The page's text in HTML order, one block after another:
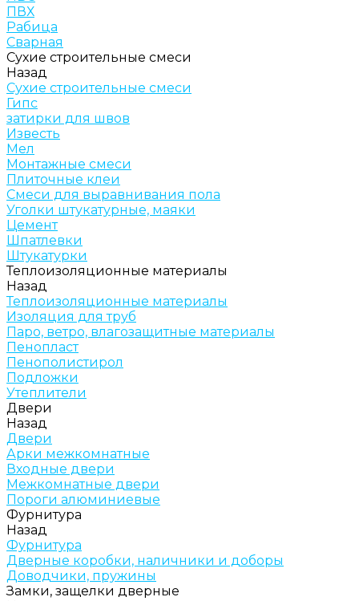
ПВХ
Рабица
Сварная
Сухие строительные смеси
Назад
Сухие строительные смеси
Гипс
затирки для швов
Известь
Мел
Монтажные смеси
Плиточные клеи
Смеси для выравнивания пола
Уголки штукатурные, маяки
Цемент
Шпатлевки
Штукатурки
Теплоизоляционные материалы
Назад
Теплоизоляционные материалы
Изоляция для труб
Паро, ветро, влагозащитные материалы
Пенопласт
Пенополистирол
Подложки
Утеплители
Двери
Назад
Двери
Арки межкомнатные
Входные двери
Межкомнатные двери
Пороги алюминиевые
Фурнитура
Назад
Фурнитура
Дверные коробки, наличники и доборы
Доводчики, пружины
Замки, защелки дверные